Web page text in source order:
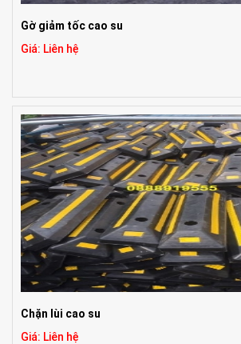
Gờ giảm tốc cao su
Giá: Liên hệ
Chặn lùi cao su
Giá: Liên hệ